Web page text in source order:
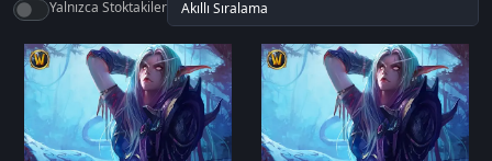
Yalnızca Stoktakiler